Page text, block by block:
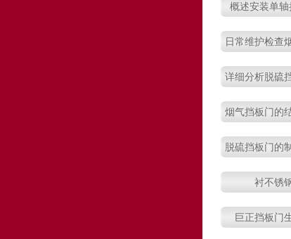
概述安装单
日常维护检查
详细分析脱硫
烟气挡板门的
脱硫挡板门的
衬不锈
巨正挡板门